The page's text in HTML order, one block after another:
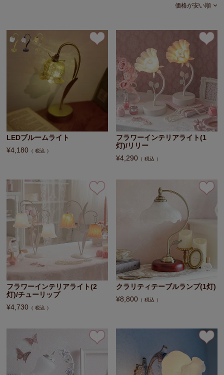
価格が安い順
LEDブルームライト
¥4,180 税込
フラワーインテリアライト(1
灯)/リリー
¥4,290 税込
フラワーインテリアライト(2
灯)/チューリップ
¥4,730 税込
クラリティテーブルランプ(1灯)
¥8,800 税込